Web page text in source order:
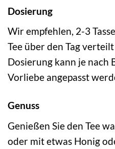
Dosierung
Wir empfehlen, 2-3
Tee über den Tag
Dosierung kann je nach
Vorliebe angepasst
Genuss
Genießen Sie den Tee
oder mit etwas Honig